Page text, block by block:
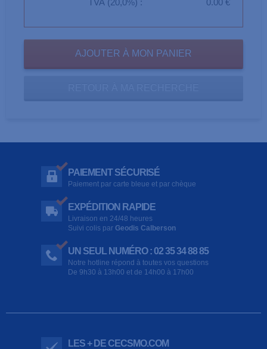
TVA (20,0%) :
0.00 €
PAIEMENT SÉCURISÉ
Paiement par carte bleue et par chèque
EXPÉDITION RAPIDE
Livraison en 24/48 heures
Suivi colis par Geodis Calberson
UN SEUL NUMÉRO : 02 35 34 88 85
Notre hotline répond à toutes vos questions
De 9h30 à 13h00 et de 14h00 à 17h00
LES + DE CECSMO.COM